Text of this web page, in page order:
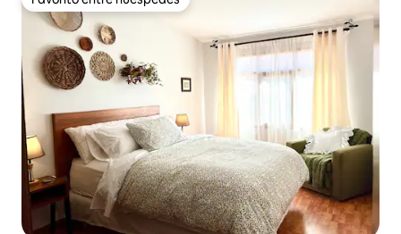
Favorito entre huéspedes